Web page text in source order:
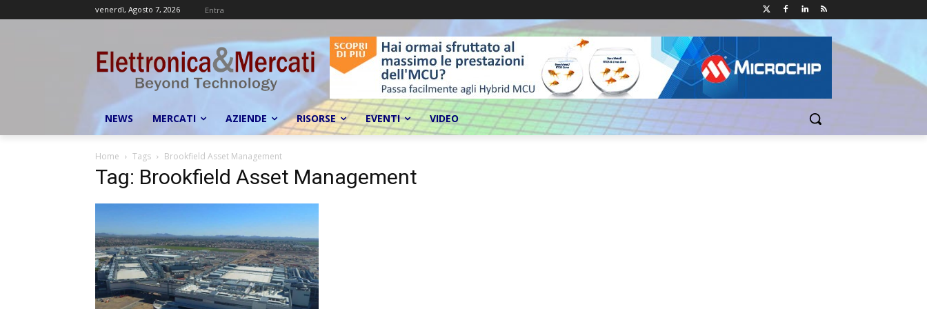
venerdì, Agosto 7, 2026 Entra
NEWS MERCATI AZIENDE RISORSE EVENTI VIDEO
Home Tags Brookfield Asset Management
Tag: Brookfield Asset Management